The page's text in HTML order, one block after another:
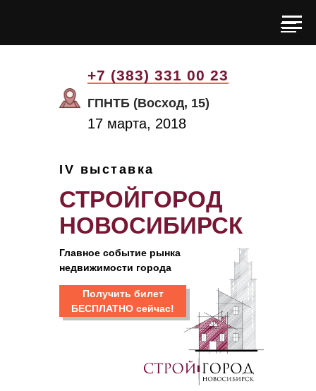
Главное событие рынка
недвижимости города
СТРОЙГОРОД
НОВОСИБИРСК
17 марта, 2018
IV выставка
ГПНТБ (Восход, 15)
+7 (383) 331 00 23
Получить билет
БЕСПЛАТНО сейчас!